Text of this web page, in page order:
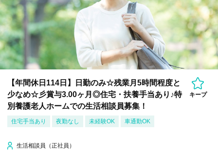
【年間休日114日】日勤のみ☆残業月5時間程度と
少なめ☆彡賞与3.00ヶ月◎住宅・扶養手当あり♪特
別養護老人ホームでの生活相談員募集！
キープ
住宅手当あり 夜勤なし 未経験OK 車通勤OK
生活相談員（正社員）